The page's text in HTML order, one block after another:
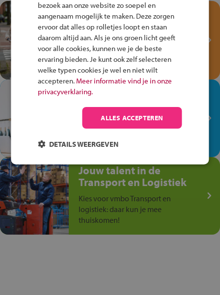
Test je kennis met het
Fiets Veilig
Verkeersspel!
Speel het Fiets Veilig Verkeersspel
en win een Cortina-fiets!
In de winkel ben je op je
plek!
Ontdek via het vmbo jouw talent
op de winkelvloer, waar elke dag
anders is!
Jouw talent in de
Transport en Logistiek
Kies voor vmbo Transport en
logistiek: daar kun je mee
thuiskomen!
bezoek aan onze website zo soepel en
aangenaam mogelijk te maken. Deze zorgen
ervoor dat alles op rolletjes loopt en staan
daarom altijd aan. Als je ons groen licht geeft
voor alle cookies, kunnen we je de beste
ervaring bieden. Je kunt ook zelf selecteren
welke typen cookies je wel en niet wilt
accepteren. Meer informatie vind je in onze
privacyverklaring.
ALLES ACCEPTEREN
DETAILS WEERGEVEN